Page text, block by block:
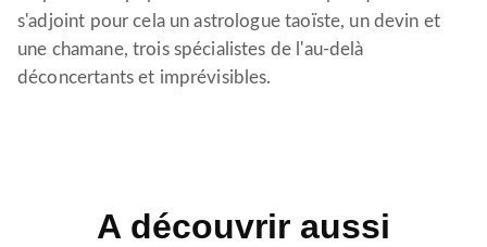
s'adjoint pour cela un astrologue taoïste, un devin et
une chamane, trois spécialistes de l'au-delà
déconcertants et imprévisibles.
A découvrir aussi